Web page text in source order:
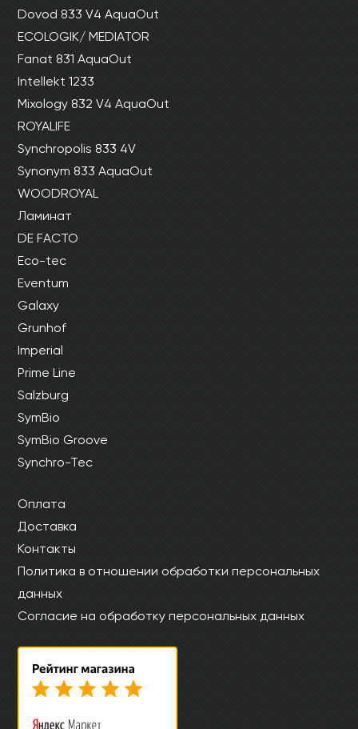
Dovod 833 V4 AquaOut
ECOLOGIK/ MEDIATOR
Fanat 831 AquaOut
Intellekt 1233
Mixology 832 V4 AquaOut
ROYALIFE
Synchropolis 833 4V
Synonym 833 AquaOut
WOODROYAL
Ламинат
DE FACTO
Eco-tec
Eventum
Galaxy
Grunhof
Imperial
Prime Line
Salzburg
SymBio
SymBio Groove
Synchro-Tec
Оплата
Доставка
Контакты
Политика в отношении обработки персональных
данных
Согласие на обработку персональных данных